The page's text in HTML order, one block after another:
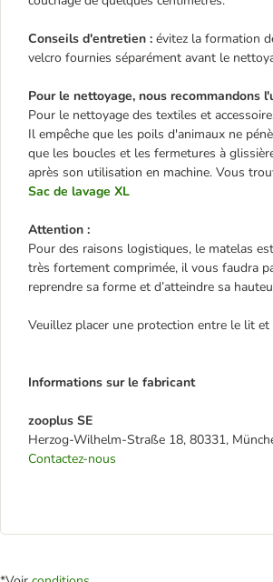
Conseils d'entretien : évitez la formation
velcro fournies séparément avant le
Pour le nettoyage, nous recommandons
Pour le nettoyage des textiles et
Il empêche que les poils d'animaux ne
que les boucles et les fermetures à
après son utilisation en machine. Vous
Sac de lavage XL
Attention :
Pour des raisons logistiques, le matelas
très fortement comprimée, il vous faudra
reprendre sa forme et d’atteindre sa
Veuillez placer une protection entre le lit
Informations sur le fabricant
zooplus SE
Herzog-Wilhelm-Straße 18, 80331,
Contactez-nous